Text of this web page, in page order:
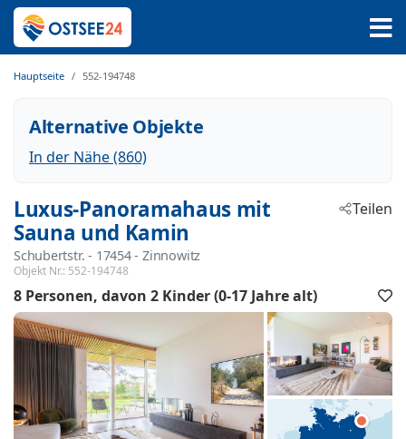
Hauptseite 552-194748
Alternative Objekte
In der Nähe (860)
Luxus-Panoramahaus mit
Sauna und Kamin
Schubertstr. - 17454 - Zinnowitz
Objekt Nr.: 552-194748
Teilen
8 Personen davon 2 Kinder (0-17 Jahre alt)